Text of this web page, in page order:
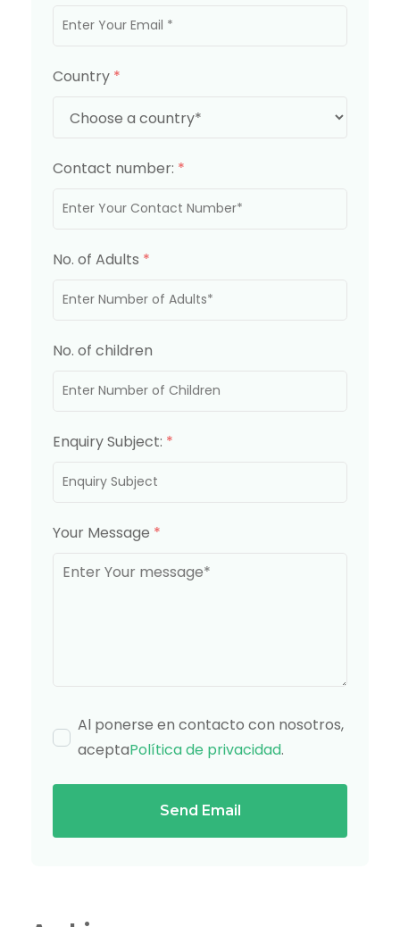
Country *
Contact number: *
No. of Adults *
No. of children
Enquiry Subject: *
Your Message *
Al ponerse en contacto con nosotros,
aceptaPolítica de privacidad.
Send Email